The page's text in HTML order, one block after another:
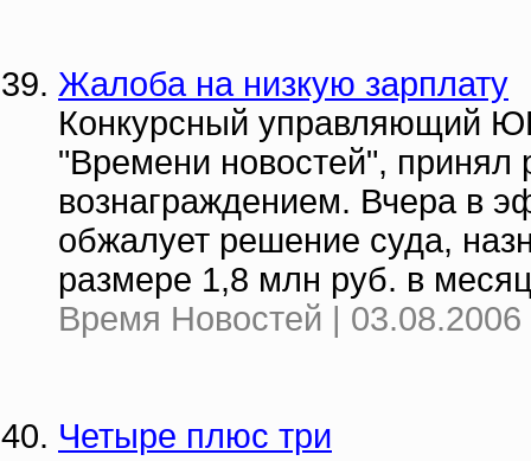
Жалоба на низкую зарплату
Конкурсный управляющий
"Времени новостей", принял
вознаграждением. Вчера в
обжалует решение суда,
размере 1,8 млн руб. в
Время Новостей | 03.08.2006
Четыре плюс три